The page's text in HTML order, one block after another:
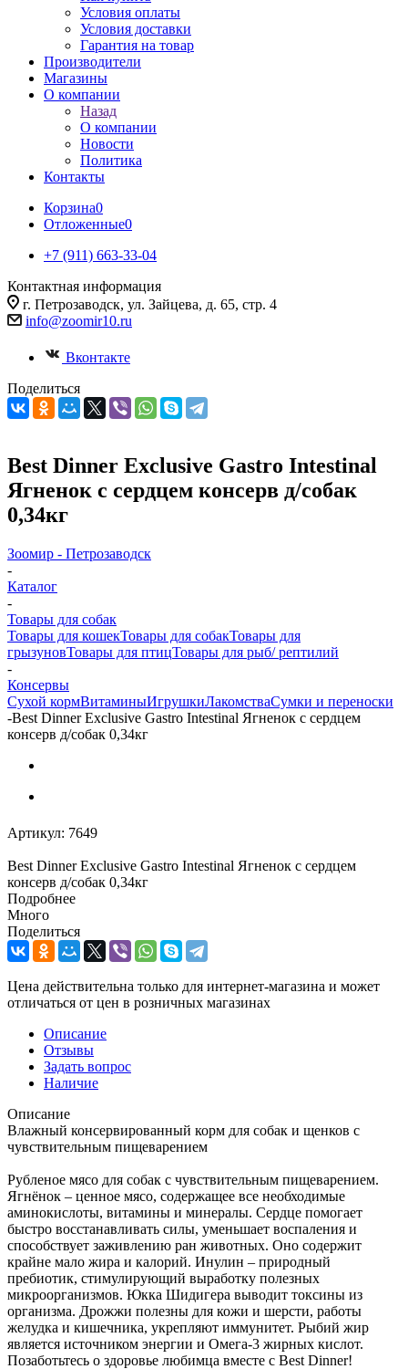
Условия оплаты
Условия доставки
Гарантия на товар
Производители
Магазины
О компании
Назад
О компании
Новости
Политика
Контакты
Корзина0
Отложенные0
+7 (911) 663-33-04
Контактная информация
г. Петрозаводск, ул. Зайцева, д. 65, стр. 4
info@zoomir10.ru
Вконтакте
Поделиться
Best Dinner Exclusive Gastro Intestinal
Ягненок с сердцем консерв д/собак
0,34кг
Зоомир - Петрозаводск
-
Каталог
-
Товары для собак
Товары для кошекТовары для собакТовары для
грызуновТовары для птицТовары для рыб/ рептилий
-
Консервы
Cухой кормВитаминыИгрушкиЛакомстваСумки и переноски
-Best Dinner Exclusive Gastro Intestinal Ягненок с сердцем
консерв д/собак 0,34кг
Артикул: 7649
Best Dinner Exclusive Gastro Intestinal Ягненок с сердцем
консерв д/собак 0,34кг
Подробнее
Много
Поделиться
Цена действительна только для интернет-магазина и может
отличаться от цен в розничных магазинах
Описание
Отзывы
Задать вопрос
Наличие
Описание
Влажный консервированный корм для собак и щенков с
чувствительным пищеварением
Рубленое мясо для собак с чувствительным пищеварением.
Ягнёнок – ценное мясо, содержащее все необходимые
аминокислоты, витамины и минералы. Сердце помогает
быстро восстанавливать силы, уменьшает воспаления и
способствует заживлению ран животных. Оно содержит
крайне мало жира и калорий. Инулин – природный
пребиотик, стимулирующий выработку полезных
микроорганизмов. Юкка Шидигера выводит токсины из
организма. Дрожжи полезны для кожи и шерсти, работы
желудка и кишечника, укрепляют иммунитет. Рыбий жир
является источником энергии и Омега-3 жирных кислот.
Позаботьтесь о здоровье любимца вместе с Best Dinner!